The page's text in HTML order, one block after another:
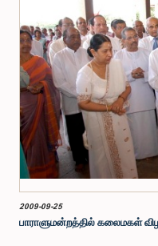
2009-09-25
பாராளுமன்றத்தில் கலைமகள்